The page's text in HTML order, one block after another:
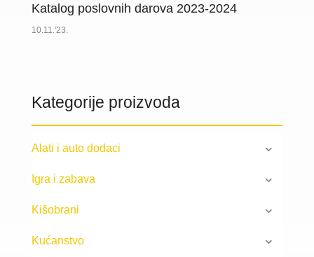
Katalog poslovnih darova 2023-2024
10.11.'23.
Kategorije proizvoda
Alati i auto dodaci
Igra i zabava
Kišobrani
Kućanstvo